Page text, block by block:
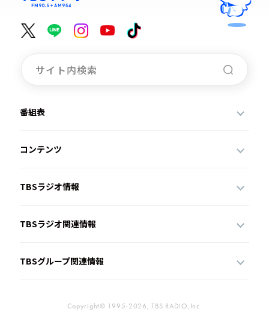
番組表
コンテンツ
TBSラジオ情報
TBSラジオ関連情報
TBSグループ関連情報
Copyright© 1995-2026, TBS RADIO,Inc.